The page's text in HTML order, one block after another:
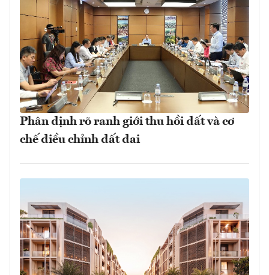
Phân định rõ ranh giới thu hồi đất và cơ
chế điều chỉnh đất đai